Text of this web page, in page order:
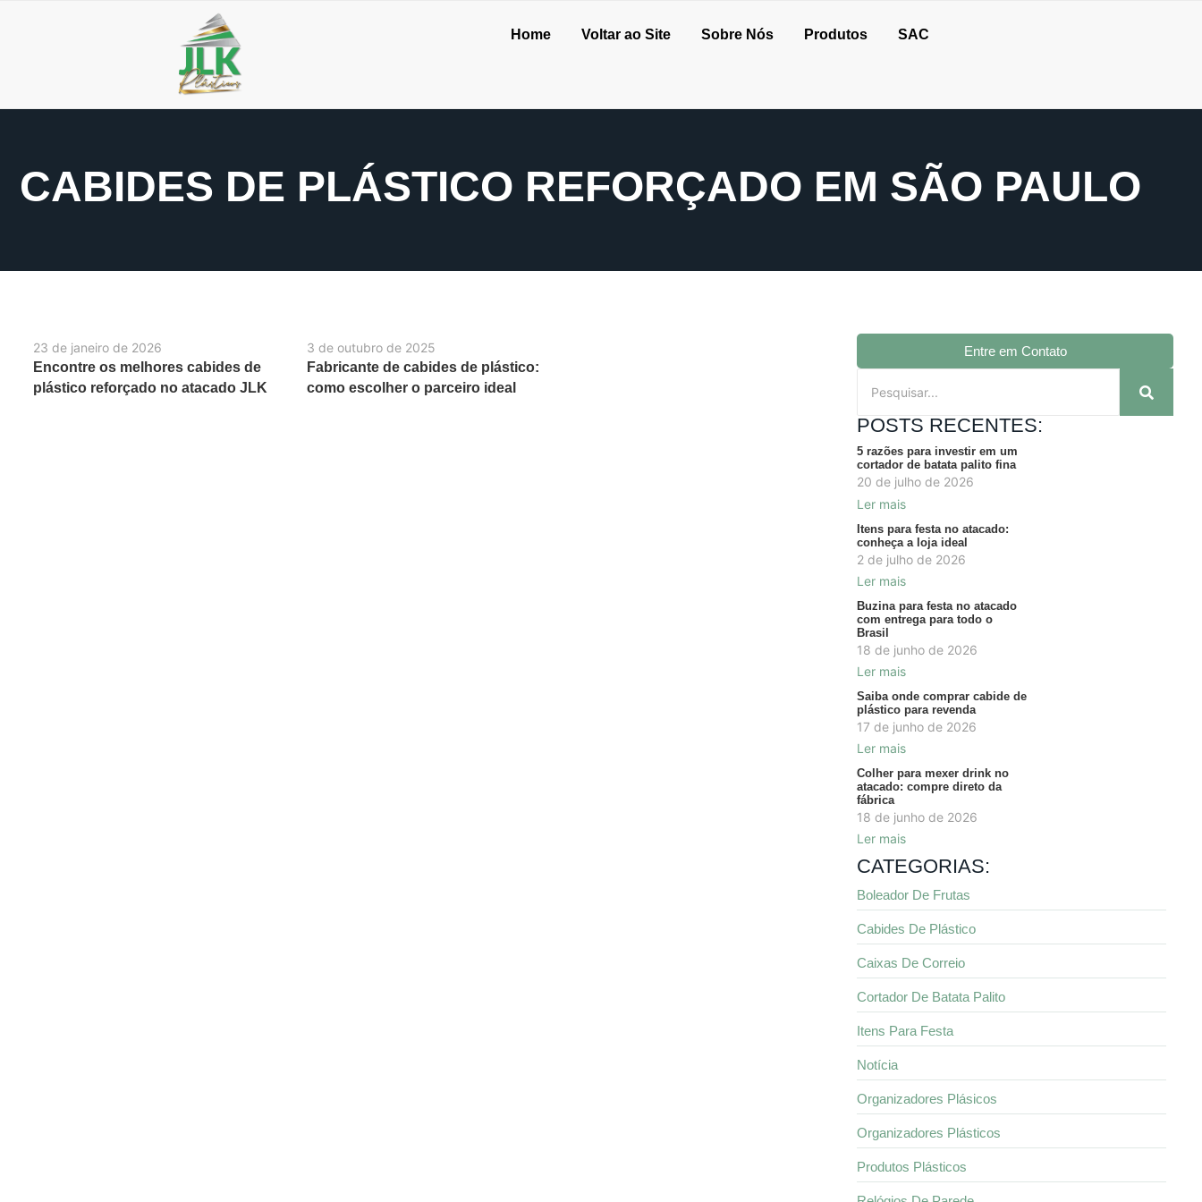
Home Voltar ao Site Sobre Nós Produtos SAC
CABIDES DE PLÁSTICO REFORÇADO EM SÃO PAULO
23 de janeiro de 2026
Encontre os melhores cabides de
plástico reforçado no atacado JLK
3 de outubro de 2025
Fabricante de cabides de plástico:
como escolher o parceiro ideal
Entre em Contato
POSTS RECENTES:
5 razões para investir em um
cortador de batata palito fina
20 de julho de 2026
Ler mais
Itens para festa no atacado:
conheça a loja ideal
2 de julho de 2026
Ler mais
Buzina para festa no atacado
com entrega para todo o
Brasil
18 de junho de 2026
Ler mais
Saiba onde comprar cabide de
plástico para revenda
17 de junho de 2026
Ler mais
Colher para mexer drink no
atacado: compre direto da
fábrica
18 de junho de 2026
Ler mais
CATEGORIAS:
Boleador De Frutas
Cabides De Plástico
Caixas De Correio
Cortador De Batata Palito
Itens Para Festa
Notícia
Organizadores Plásicos
Organizadores Plásticos
Produtos Plásticos